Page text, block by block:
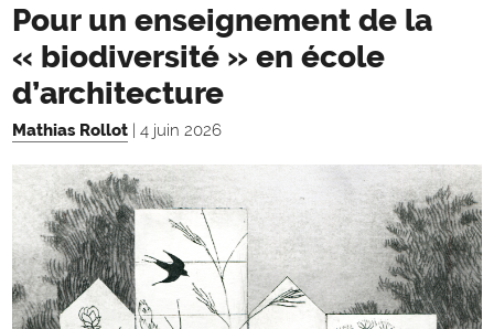
Pour un enseignement de la
« biodiversité » en école
d’architecture
Mathias Rollot | 4 juin 2026